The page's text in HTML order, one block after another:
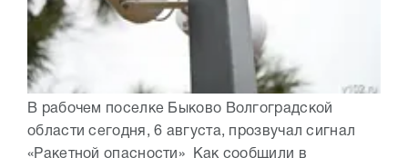
В рабочем поселке Быково Волгоградской
области сегодня, 6 августа, прозвучал сигнал
«Ракетной опасности» Как сообщили в